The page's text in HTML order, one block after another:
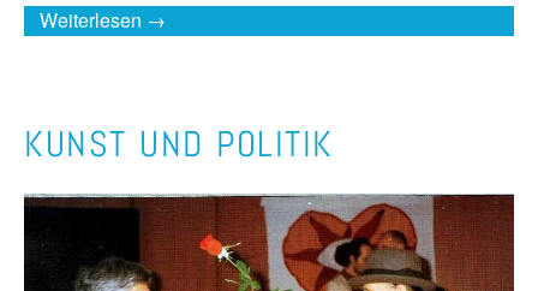
Weiterlesen →
KUNST UND POLITIK